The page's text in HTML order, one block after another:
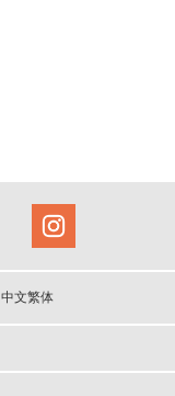
中文繁体